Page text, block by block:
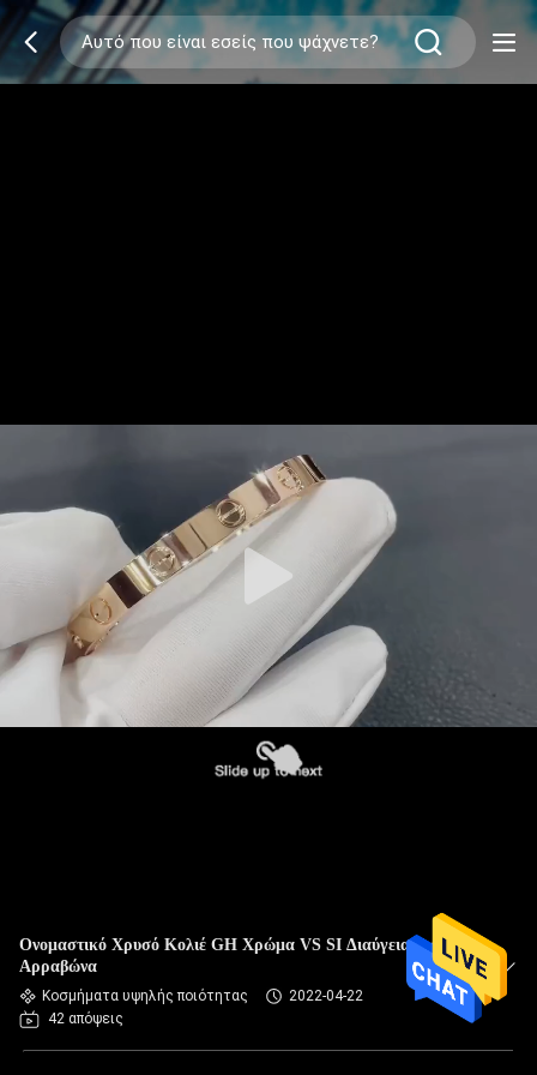
Ονομαστικό Χρυσό Κολιέ GH Χρώμα VS SI Διαύγεια Για
Αρραβώνα
Κοσμήματα υψηλής ποιότητας
2022-04-22
42 απόψεις